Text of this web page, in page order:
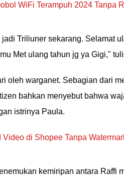
WiFi Terampuh 2024 Tanpa
Triliuner sekarang. Selamat
Met ulang tahun jg ya Gigi,"
oleh warganet. Sebagian dari
bahkan menyebut bahwa
istrinya Paula.
di Shopee Tanpa
kemiripan antara Raffi